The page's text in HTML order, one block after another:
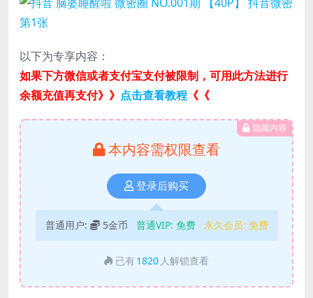
以下为专享内容：
如果下方微信或者支付宝支付被限制，可用此方法进行
余额充值再支付》》 点击查看教程 《《
隐藏内容
本内容需权限查看
登录后购买
普通用户: 5金币 普通VIP: 免费 永久会员: 免费
已有 1820 人解锁查看